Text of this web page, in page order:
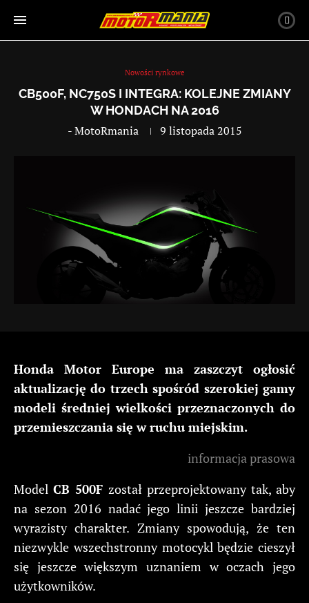
Nowości rynkowe
CB500F, NC750S I INTEGRA: KOLEJNE ZMIANY
W HONDACH NA 2016
-MotoRmania 9 listopada 2015
Honda Motor Europe ma zaszczyt ogłosić
aktualizację do trzech spośród szerokiej gamy
modeli średniej wielkości przeznaczonych do
przemieszczania się w ruchu miejskim.
informacja prasowa
ModelCB 500F został przeprojektowany tak, aby
na sezon 2016 nadać jego linii jeszcze bardziej
wyrazisty charakter. Zmiany spowodują, że ten
niezwykle wszechstronny motocykl będzie cieszył
się jeszcze większym uznaniem w oczach jego
użytkowników.